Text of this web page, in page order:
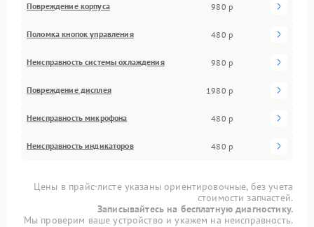
Повреждение корпуса 980 р
Поломка кнопок управления 480 р
Неисправность системы охлаждения 980 р
Повреждение дисплея 1980 р
Неисправность микрофона 480 р
Неисправность индикаторов 480 р
Цены в прайс-листе указаны ориентировочные, без учета
стоимости запчастей.
Записывайтесь на бесплатную диагностику.
Мы проверим ваше устройство и укажем на неисправность.